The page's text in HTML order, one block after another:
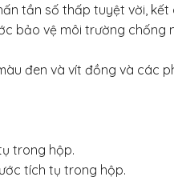
tần số thấp tuyệt vời,
bảo vệ môi trường chống
đen và vít đồng và các
trong hộp.
tích tụ trong hộp.